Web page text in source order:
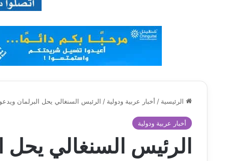
الرئيسية / أخبار عربية ودولية / الرئيس السنغالي يحل البرلمان
أخبار عربية ودولية
الرئيس السنغالي يحل